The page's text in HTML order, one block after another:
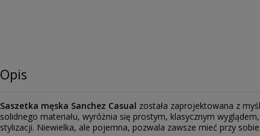
Opis
Saszetka męska Sanchez Casual została zaprojektowana z
solidnego materiału, wyróżnia się prostym, klasycznym
stylizacji. Niewielka, ale pojemna, pozwala zawsze mieć przy